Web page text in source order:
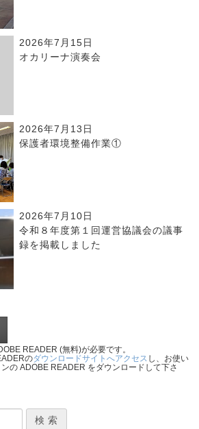
2026年7月15日
オカリーナ演奏会
2026年7月13日
保護者環境整備作業①
2026年7月10日
令和８年度第１回運営協議会の議事
録を掲載しました
READER (無料)が必要です。
のダウンロードサイトへアクセス し、お使い
の ADOBE READER をダウンロードして下さ